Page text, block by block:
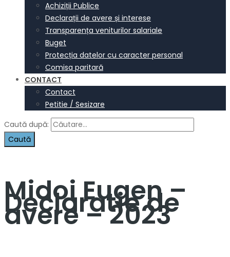
Achiziții Publice
Declarații de avere și interese
Transparența veniturilor salariale
Buget
Protecția datelor cu caracter personal
Comisa paritară
CONTACT
Contact
Petitie / Sesizare
Caută după:
Midoi Eugen –
Declaratie de
avere – 2023